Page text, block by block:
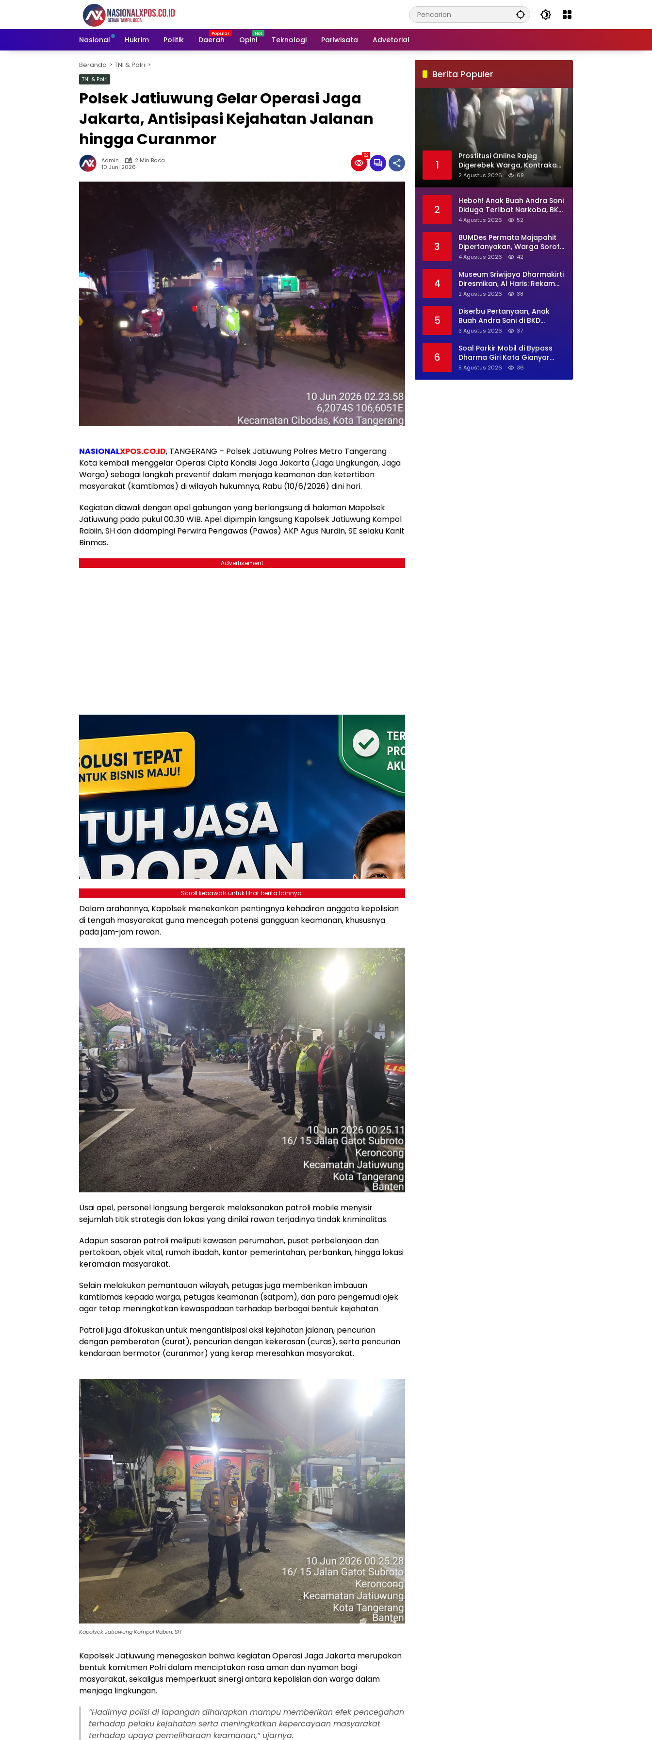
Nasional
Hukrim Politik Daerah Opini Teknologi Pariwisata Advetorial
Beranda TNI & Polri
TNI & Polri
Polsek Jatiuwung Gelar Operasi Jaga
Jakarta, Antisipasi Kejahatan Jalanan
hingga Curanmor
Admin
2 Min Baca
10 Juni 2026
62
NASIONALXPOS.CO.ID, TANGERANG – Polsek Jatiuwung Polres Metro Tangerang
Kota kembali menggelar Operasi Cipta Kondisi Jaga Jakarta (Jaga Lingkungan, Jaga
Warga) sebagai langkah preventif dalam menjaga keamanan dan ketertiban
masyarakat (kamtibmas) di wilayah hukumnya, Rabu (10/6/2026) dini hari.
Kegiatan diawali dengan apel gabungan yang berlangsung di halaman Mapolsek
Jatiuwung pada pukul 00.30 WIB. Apel dipimpin langsung Kapolsek Jatiuwung Kompol
Rabiin, SH dan didampingi Perwira Pengawas (Pawas) AKP Agus Nurdin, SE selaku Kanit
Binmas.
Advertisement
Scroll kebawah untuk lihat berita lainnya.
Dalam arahannya, Kapolsek menekankan pentingnya kehadiran anggota kepolisian
di tengah masyarakat guna mencegah potensi gangguan keamanan, khususnya
pada jam-jam rawan.
Usai apel, personel langsung bergerak melaksanakan patroli mobile menyisir
sejumlah titik strategis dan lokasi yang dinilai rawan terjadinya tindak kriminalitas.
Adapun sasaran patroli meliputi kawasan perumahan, pusat perbelanjaan dan
pertokoan, objek vital, rumah ibadah, kantor pemerintahan, perbankan, hingga lokasi
keramaian masyarakat.
Selain melakukan pemantauan wilayah, petugas juga memberikan imbauan
kamtibmas kepada warga, petugas keamanan (satpam), dan para pengemudi ojek
agar tetap meningkatkan kewaspadaan terhadap berbagai bentuk kejahatan.
Patroli juga difokuskan untuk mengantisipasi aksi kejahatan jalanan, pencurian
dengan pemberatan (curat), pencurian dengan kekerasan (curas), serta pencurian
kendaraan bermotor (curanmor) yang kerap meresahkan masyarakat.
Kapolsek Jatiuwung Kompol Rabiin, SH
Kapolsek Jatiuwung menegaskan bahwa kegiatan Operasi Jaga Jakarta merupakan
bentuk komitmen Polri dalam menciptakan rasa aman dan nyaman bagi
masyarakat, sekaligus memperkuat sinergi antara kepolisian dan warga dalam
menjaga lingkungan.
“Hadirnya polisi di lapangan diharapkan mampu memberikan efek pencegahan
terhadap pelaku kejahatan serta meningkatkan kepercayaan masyarakat
terhadap upaya pemeliharaan keamanan,” ujarnya.
Berita Populer
1
Prostitusi Online Rajeg
Digerebek Warga, Kontrakan
di Kampung Larang Diduga
2 Agustus 2026 69
2
Heboh! Anak Buah Andra Soni
Diduga Terlibat Narkoba, BKD
Banten Diminta Buka Suara
4 Agustus 2026 52
3
BUMDes Permata Majapahit
Dipertanyakan, Warga Soroti
Dugaan Pengelolaan Tak
4 Agustus 2026 42
4
Museum Sriwijaya Dharmakirti
Diresmikan, Al Haris: Rekam
Jejak Peradaban Jambi
2 Agustus 2026 38
5
Diserbu Pertanyaan, Anak
Buah Andra Soni di BKD
Banten Tak Bergeming
3 Agustus 2026 37
6
Soal Parkir Mobil di Bypass
Dharma Giri Kota Gianyar
Jadi Sorotan, Pengawasan
5 Agustus 2026 36